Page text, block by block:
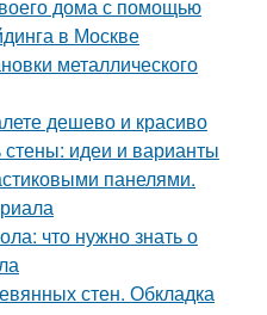
дома с помощью
в Москве
металлического
дешево и красиво
идеи и варианты
панелями.
что нужно знать о
стен. Обкладка